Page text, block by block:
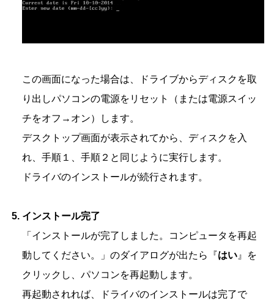
この画面になった場合は、ドライブからディスクを取
り出しパソコンの電源をリセット（または電源スイッ
チをオフ→オン）します。
デスクトップ画面が表示されてから、ディスクを入
れ、手順１、手順２と同じように実行します。
ドライバのインストールが続行されます。
インストール完了
「インストールが完了しました。コンピュータを再起
動してください。」のダイアログが出たら『はい 』を
クリックし、パソコンを再起動します。
再起動されれば、ドライバのインストールは完了で